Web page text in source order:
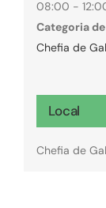
08:00 -
Categoria
Chefia de
Local
Chefia de